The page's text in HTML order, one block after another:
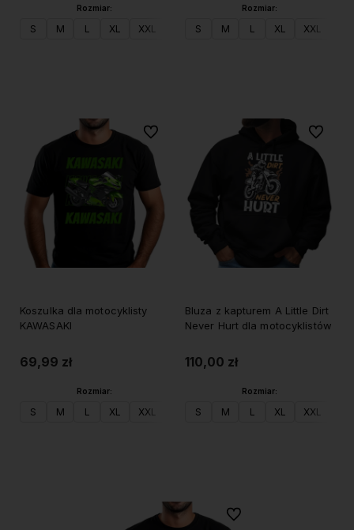
Rozmiar:
S M L XL XXL
Rozmiar:
S M L XL XXL
Koszulka dla motocyklisty
KAWASAKI
69,99 zł
Rozmiar:
S M L XL XXL
Do ulubionych
Bluza z kapturem A Little Dirt
Never Hurt dla motocyklistów
110,00 zł
Rozmiar:
S M L XL XXL
Do
Do ulubionych